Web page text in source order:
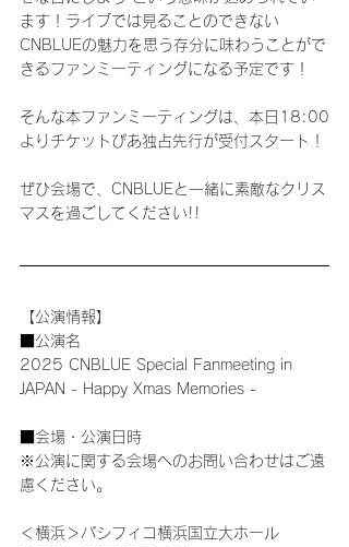
ます！ライブでは見ることのできない
CNBLUEの魅力を思う存分に味わうことがで
きるファンミーティングになる予定です！
そんな本ファンミーティングは、本日18:00
よりチケットぴあ独占先行が受付スタート！
ぜひ会場で、CNBLUEと一緒に素敵なクリス
マスを過ごしてください!!
【公演情報】
■公演名
2025 CNBLUE Special Fanmeeting in
JAPAN - Happy Xmas Memories -
■会場・公演日時
※公演に関する会場へのお問い合わせはご遠
慮ください。
＜横浜＞パシフィコ横浜国立大ホール